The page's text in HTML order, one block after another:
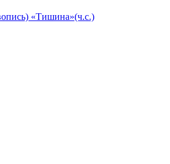
«Тишина»(ч.с.)